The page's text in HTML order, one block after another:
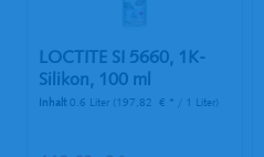
LOCTITE SI 5660, 1K-
Silikon, 100 ml
Druckgasdose
Inhalt0.6 Liter (197,82 € * / 1 Liter)